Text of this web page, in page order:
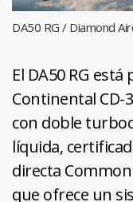
DA50 RG / Diamond
El DA50 RG
Continental CD-
con doble
líquida,
directa
que ofrece un